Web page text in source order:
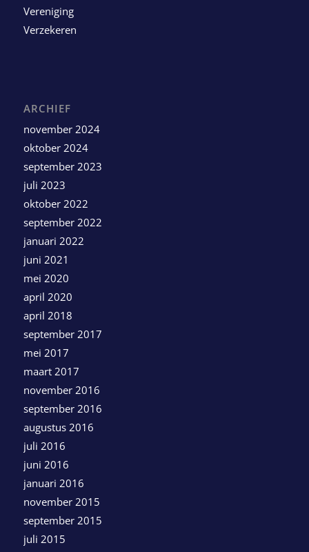
Vereniging
Verzekeren
ARCHIEF
november 2024
oktober 2024
september 2023
juli 2023
oktober 2022
september 2022
januari 2022
juni 2021
mei 2020
april 2020
april 2018
september 2017
mei 2017
maart 2017
november 2016
september 2016
augustus 2016
juli 2016
juni 2016
januari 2016
november 2015
september 2015
juli 2015